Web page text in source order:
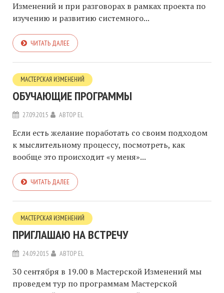
Изменений и при разговорах в рамках проекта по
изучению и развитию системного...
ЧИТАТЬ ДАЛЕЕ
МАСТЕРСКАЯ ИЗМЕНЕНИЙ
ОБУЧАЮЩИЕ ПРОГРАММЫ
27.09.2015 АВТОР EL
Если есть желание поработать со своим подходом
к мыслительному процессу, посмотреть, как
вообще это происходит «у меня»...
ЧИТАТЬ ДАЛЕЕ
МАСТЕРСКАЯ ИЗМЕНЕНИЙ
ПРИГЛАШАЮ НА ВСТРЕЧУ
24.09.2015 АВТОР EL
30 сентября в 19.00 в Мастерской Изменений мы
проведем тур по программам Мастерской